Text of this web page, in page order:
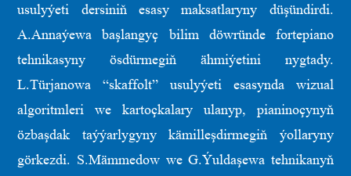
usulyýeti dersiniň esasy maksatlaryny düşündirdi.
A.Annaýewa başlangyç bilim döwründe fortepiano
tehnikasyny ösdürmegiň ähmiýetini nygtady.
L.Türjanowa “skaffolt” usulyýeti esasynda wizual
algoritmleri we kartoçkalary ulanyp, pianinoçynyň
özbaşdak taýýarlygyny kämilleşdirmegiň ýollaryny
görkezdi. S.Mämmedow we G.Ýuldaşewa tehnikanyň